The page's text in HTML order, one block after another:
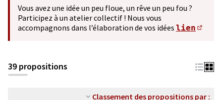
Vous avez une idée un peu floue, un rêve un peu fou ?
Participez à un atelier collectif ! Nous vous
accompagnons dans l’élaboration de vos idées lien
39 propositions
Classement des propositions par :